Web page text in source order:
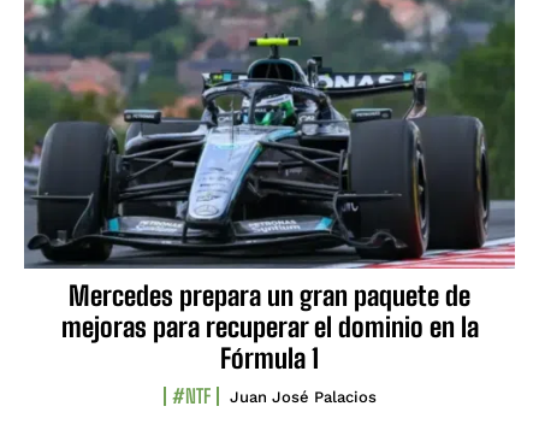
Mercedes prepara un gran paquete de
mejoras para recuperar el dominio en la
Fórmula 1
#NTF Juan José Palacios